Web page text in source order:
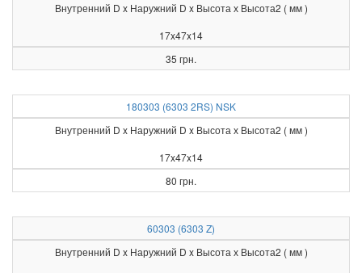
Внутренний D x Наружний D x Высота х Высота2 ( мм )
17x47x14
35 грн.
180303 (6303 2RS) NSK
Внутренний D x Наружний D x Высота х Высота2 ( мм )
17x47x14
80 грн.
60303 (6303 Z)
Внутренний D x Наружний D x Высота х Высота2 ( мм )